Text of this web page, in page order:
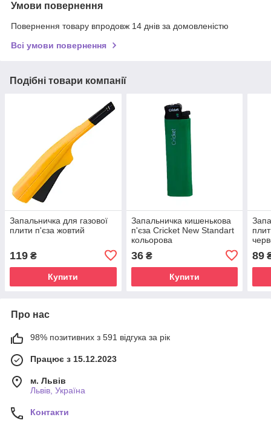
Умови повернення
Повернення товару впродовж 14 днів за домовленістю
Всі умови повернення
Подібні товари компанії
Запальничка для газової
плити п'єза жовтий
119 ₴
Купити
Запальничка кишенькова
п'єза Cricket New Standart
кольорова
36₴
Купити
89
Про нас
98% позитивних з 591 відгука за рік
Працює з 15.12.2023
м. Львів
Львів, Україна
Контакти